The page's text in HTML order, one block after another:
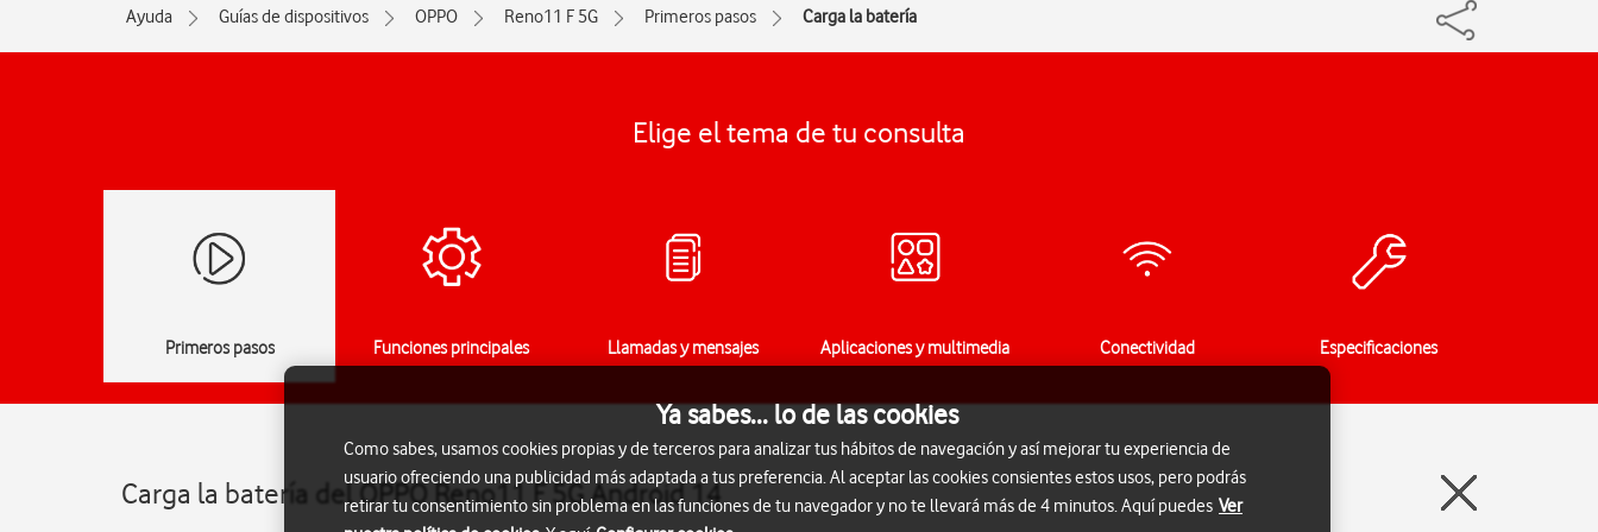
Ayuda Guías de dispositivos OPPO Reno11 F 5G Primeros pasos Carga la batería
Elige el tema de tu consulta
Primeros pasos Funciones principales Llamadas y mensajes Aplicaciones y multimedia Conectividad Especificaciones
Carga la batería del OPPO Reno11 F 5G Android 14
Ya sabes... lo de las cookies
Como sabes, usamos cookies propias y de terceros para analizar tus hábitos de navegación y así mejorar tu experiencia de
usuario ofreciendo una publicidad más adaptada a tus preferencia. Al aceptar las cookies consientes estos usos, pero podrás
retirar tu consentimiento sin problema en las funciones de tu navegador y no te llevará más de 4 minutos. Aquí puedes Ver